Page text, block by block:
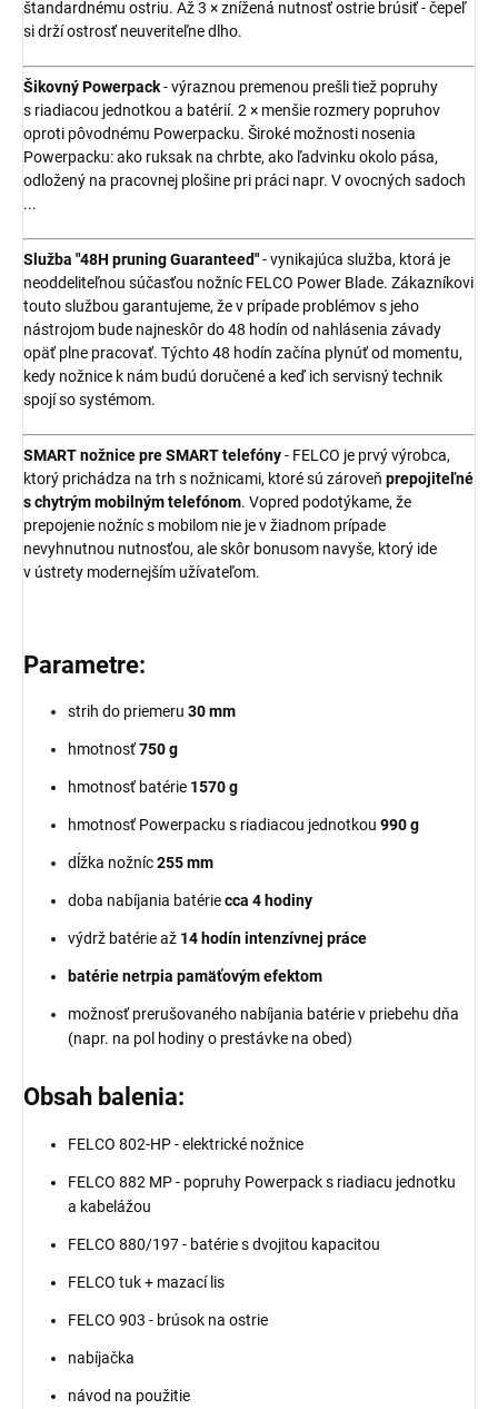
štandardnému ostriu. Až 3 × znížená nutnosť ostrie brúsiť - čepeľ
si drží ostrosť neuveriteľne dlho.
Šikovný Powerpack- výraznou premenou prešli tiež popruhy
s riadiacou jednotkou a batérií. 2 × menšie rozmery popruhov
oproti pôvodnému Powerpacku. Široké možnosti nosenia
Powerpacku: ako ruksak na chrbte, ako ľadvinku okolo pása,
odložený na pracovnej plošine pri práci napr. V ovocných sadoch
...
Služba "48H pruning Guaranteed"- vynikajúca služba, ktorá je
neoddeliteľnou súčasťou nožníc FELCO Power Blade. Zákazníkovi
touto službou garantujeme, že v prípade problémov s jeho
nástrojom bude najneskôr do 48 hodín od nahlásenia závady
opäť plne pracovať. Týchto 48 hodín začína plynúť od momentu,
kedy nožnice k nám budú doručené a keď ich servisný technik
spojí so systémom.
SMART nožnice pre SMART telefóny- FELCO je prvý výrobca,
ktorý prichádza na trh s nožnicami, ktoré sú zároveň prepojiteľné
s chytrým mobilným telefónom. Vopred podotýkame, že
prepojenie nožníc s mobilom nie je v žiadnom prípade
nevyhnutnou nutnosťou, ale skôr bonusom navyše, ktorý ide
v ústrety modernejším užívateľom.
Parametre:
strih do priemeru 30 mm
hmotnosť750 g
hmotnosť batérie 1570 g
hmotnosť Powerpacku s riadiacou jednotkou 990 g
dĺžka nožníc255 mm
doba nabíjania batériecca 4 hodiny
výdrž batérie až 14 hodín intenzívnej práce
batérie netrpia pamäťovým efektom
možnosť prerušovaného nabíjania batérie v priebehu dňa
(napr. na pol hodiny o prestávke na obed)
Obsah balenia:
FELCO 802-HP - elektrické nožnice
FELCO 882 MP - popruhy Powerpack s riadiacu jednotku
a kabelážou
FELCO 880/197 - batérie s dvojitou kapacitou
FELCO tuk + mazací lis
FELCO 903 - brúsok na ostrie
nabíjačka
návod na použitie